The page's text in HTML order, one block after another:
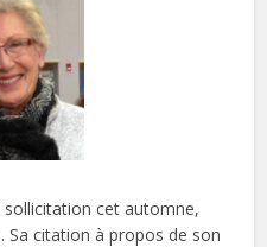
cet automne,
Sa citation à propos de son